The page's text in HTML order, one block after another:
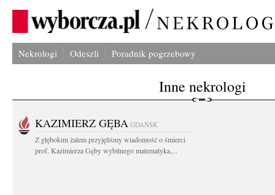
Nekrologi Odeszli Poradnik pogrzebowy
Inne nekrologi
KAZIMIERZ GĘBA GDAŃSK
Z głębokim żalem przyjęliśmy wiadomość o śmierci
prof. Kazimierza Gęby wybitnego matematyka,...